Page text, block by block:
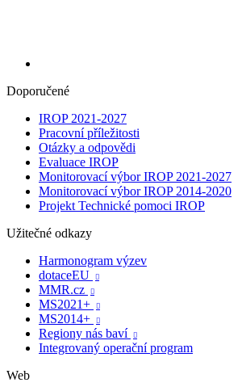
Doporučené
IROP 2021-2027
Pracovní příležitosti
Otázky a odpovědi
Evaluace IROP
Monitorovací výbor IROP 2021-2027
Monitorovací výbor IROP 2014-2020
Projekt Technické pomoci IROP
Užitečné odkazy
Harmonogram výzev
dotaceEU

MMR.cz 
MS2021+ 
MS2014+ 
Regiony nás baví 
Integrovaný operační program
Web